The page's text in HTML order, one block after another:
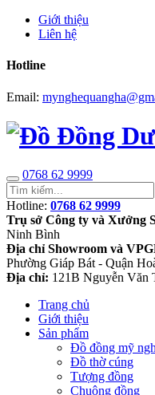
Giới thiệu
Liên hệ
Hotline
Email:
0768 62 9999
Hotline: 0768 62 9999
Trụ sở Công ty và Xưởng
Ninh Bình
Địa chỉ Showroom và
Phường Giáp Bát - Quận
Địa chỉ: 121B Nguyễn Văn
Trang chủ
Giới thiệu
Sản phẩm
Đồ đồng mỹ
Đồ thờ cúng
Tượng đồng
Chuông đồng